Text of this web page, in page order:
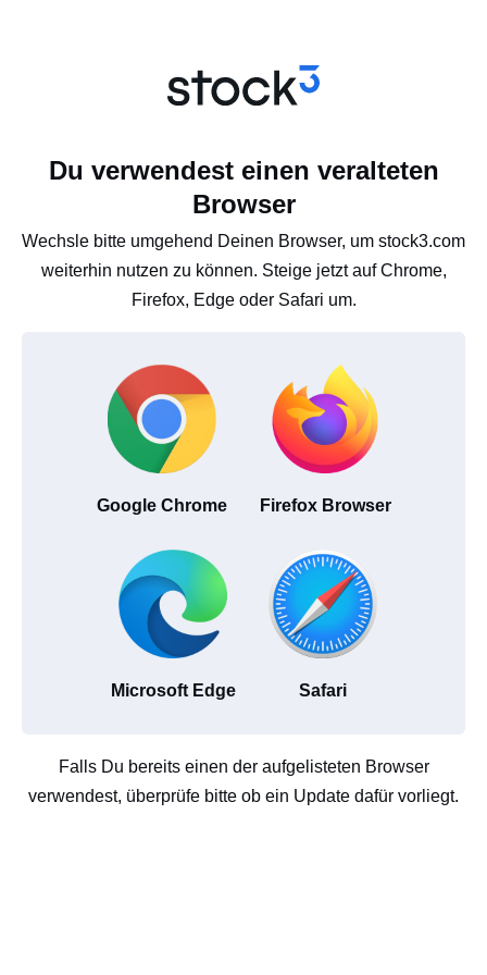
Du verwendest einen veralteten
Browser
Wechsle bitte umgehend Deinen Browser, um stock3.com
weiterhin nutzen zu können. Steige jetzt auf Chrome,
Firefox, Edge oder Safari um.
Google Chrome Firefox Browser
Microsoft Edge Safari
Falls Du bereits einen der aufgelisteten Browser
verwendest, überprüfe bitte ob ein Update dafür vorliegt.